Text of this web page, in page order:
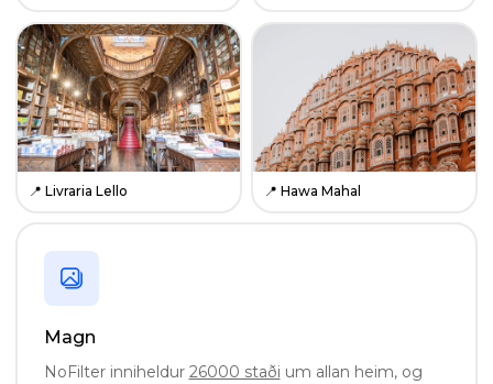
📍 Livraria Lello 📍 Hawa Mahal
Magn
NoFilter inniheldur 26000 staði um allan heim, og